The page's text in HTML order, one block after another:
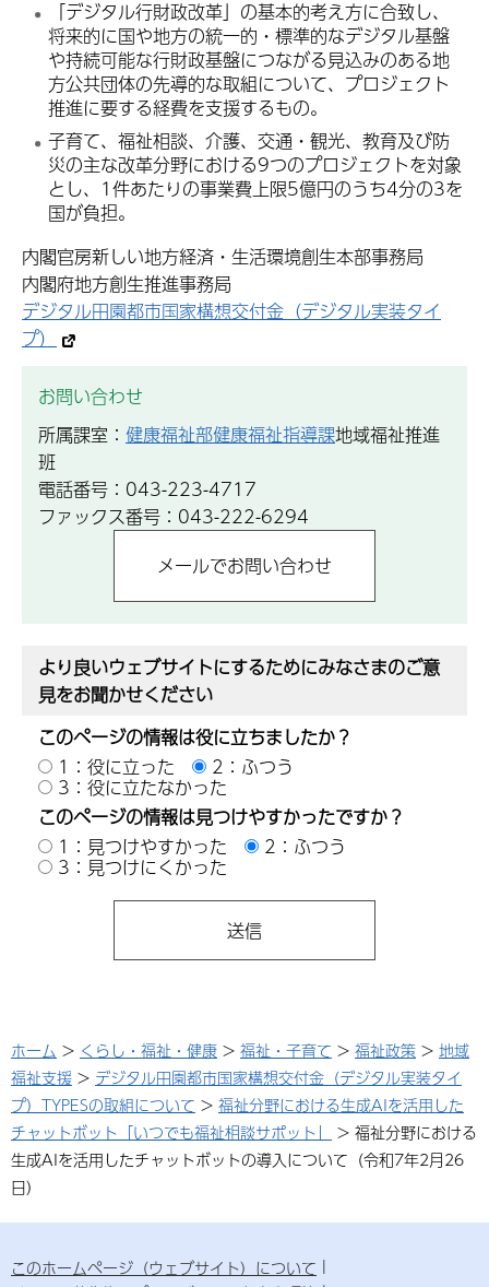
「デジタル行財政改革」の基本的考え方に合致し、
将来的に国や地方の統一的・標準的なデジタル基盤
や持続可能な行財政基盤につながる見込みのある地
方公共団体の先導的な取組について、プロジェクト
推進に要する経費を支援するもの。
子育て、福祉相談、介護、交通・観光、教育及び防
災の主な改革分野における9つのプロジェクトを対象
とし、1件あたりの事業費上限5億円のうち4分の3を
国が負担。
内閣官房新しい地方経済・生活環境創生本部事務局
内閣府地方創生推進事務局
デジタル田園都市国家構想交付金（デジタル実装タイ
プ）
お問い合わせ
所属課室： 健康福祉部健康福祉指導課地域福祉推進
班
電話番号：043-223-4717
ファックス番号：043-222-6294
より良いウェブサイトにするためにみなさまのご意
見をお聞かせください
このページの情報は役に立ちましたか？
1：役に立った
2：ふつう
3：役に立たなかった
このページの情報は見つけやすかったですか？
1：見つけやすかった
2：ふつう
3：見つけにくかった
ホーム > くらし・福祉・健康 > 福祉・子育て > 福祉政策 > 地域
福祉支援 > デジタル田園都市国家構想交付金（デジタル実装タイ
プ）TYPESの取組について > 福祉分野における生成AIを活用した
チャットボット「いつでも福祉相談サポット」
> 福祉分野における
生成AIを活用したチャットボットの導入について（令和7年2月26
日）
このホームページ（ウェブサイト）について